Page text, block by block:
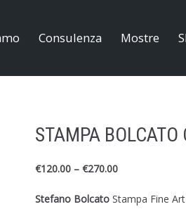
Consulenza Mostre
STAMPA
€120.00– €270.00
Stefano Bolcato Stampa Fine